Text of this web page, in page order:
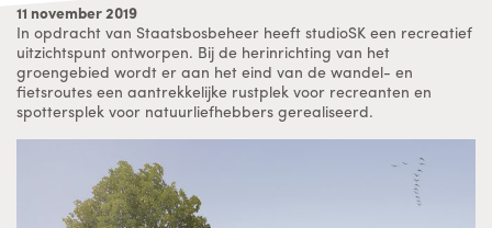
11 november 2019
In opdracht van Staatsbosbeheer heeft studioSK een recreatief
uitzichtspunt ontworpen. Bij de herinrichting van het
groengebied wordt er aan het eind van de wandel- en
fietsroutes een aantrekkelijke rustplek voor recreanten en
spottersplek voor natuurliefhebbers gerealiseerd.